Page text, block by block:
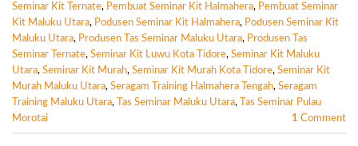
Seminar Kit Ternate, Pembuat Seminar Kit Halmahera, Pembuat Seminar
Kit Maluku Utara, Podusen Seminar Kit Halmahera, Podusen Seminar Kit
Maluku Utara, Produsen Tas Seminar Maluku Utara, Produsen Tas
Seminar Ternate, Seminar Kit Luwu Kota Tidore, Seminar Kit Maluku
Utara, Seminar Kit Murah, Seminar Kit Murah Kota Tidore, Seminar Kit
Murah Maluku Utara, Seragam Training Halmahera Tengah, Seragam
Training Maluku Utara, Tas Seminar Maluku Utara,
Tas Seminar Pulau
Morotai
1 Comment